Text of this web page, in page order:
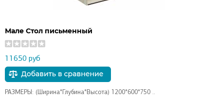
Мале Стол письменный
11650 руб
РАЗМЕРЫ: (Ширина*Глубина*Высота) 1200*600*750 ..